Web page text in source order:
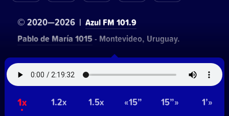
1x 1.2x 1.5x «15” 15”» 1’»
© 2020—2026 | Azul FM 101.9
Pablo de María 1015- Montevideo, Uruguay.
Contacto comercial:Walter Lapachian• Hosting:
NetUy
Privacidad~Términos y condiciones